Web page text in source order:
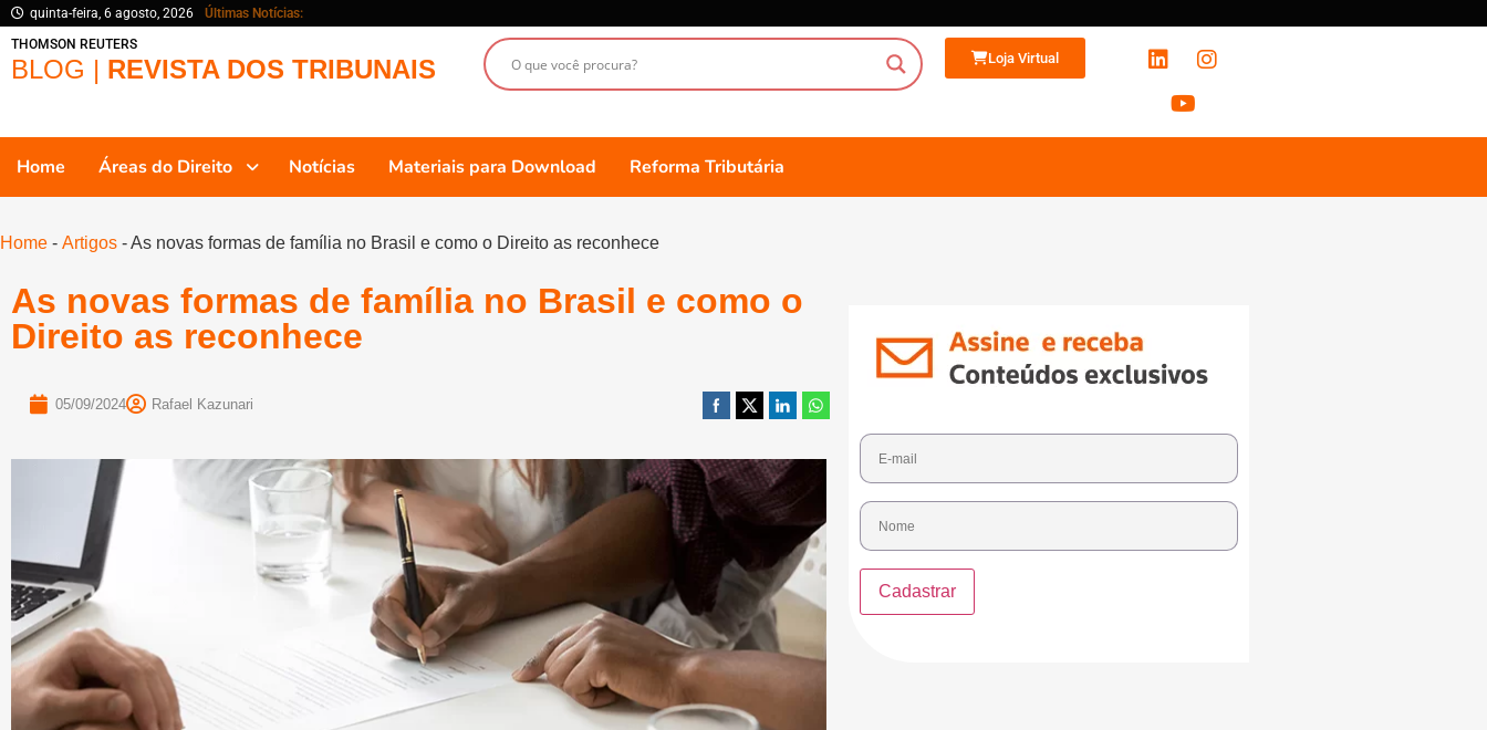
quinta-feira, 6 agosto, 2026
Últimas Notícias:
THOMSON REUTERS
BLOG | REVISTA DOS TRIBUNAIS Loja Virtual
Home Áreas do Direito Notícias Materiais para Download Reforma Tributária
Home - Artigos -As novas formas de família no Brasil e como o Direito as reconhece
As novas formas de família no Brasil e como o
Direito as reconhece
05/09/2024 Rafael Kazunari